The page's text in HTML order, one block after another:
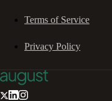
Terms of Service
Privacy Policy